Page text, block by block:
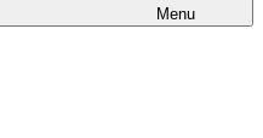
Menu